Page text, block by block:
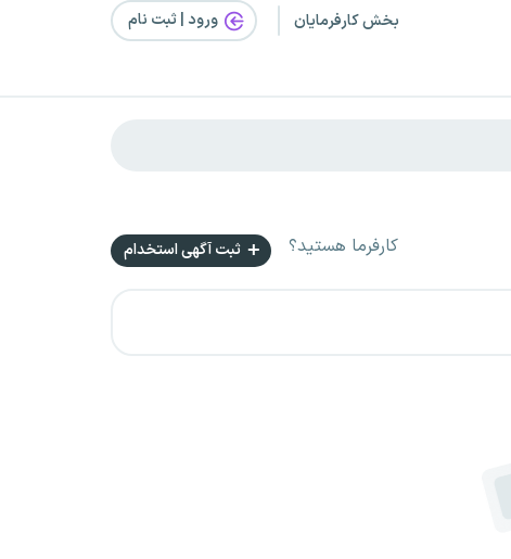
بخش کارفرمایان ورود | ثبت‌ نام
کارفرما هستید؟ ثبت آگهی استخدام